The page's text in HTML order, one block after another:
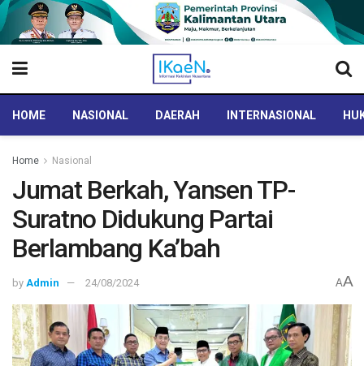
HOME NASIONAL DAERAH INTERNASIONAL
Home Nasional
Jumat Berkah, Yansen TP-
Suratno Didukung Partai
Berlambang Ka’bah
by Admin 24/08/2024 AA